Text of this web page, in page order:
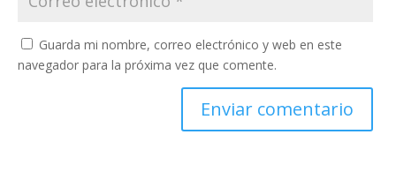
Guarda mi nombre, correo electrónico y web en este
navegador para la próxima vez que comente.